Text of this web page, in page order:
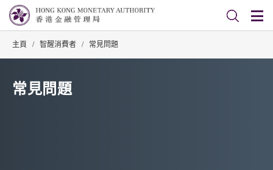
主頁 / 智醒消費者 / 常見問題
常見問題